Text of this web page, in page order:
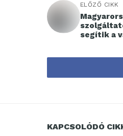
ELŐZŐ CIKK
segítik a
KAPCSOLÓDÓ